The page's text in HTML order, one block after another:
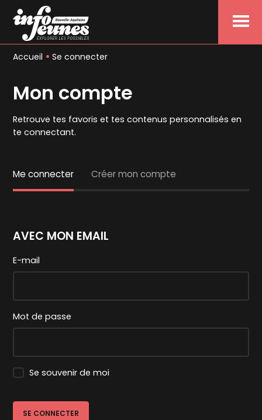
Menu
Accueil Se connecter
Mon compte
Retrouve tes favoris et tes contenus personnalisés en
te connectant.
Me connecter Créer mon compte
AVEC MON EMAIL
E-mail
Mot de passe
Se souvenir de moi
SE CONNECTER